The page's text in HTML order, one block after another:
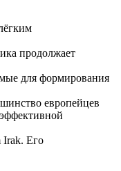
продолжает
для формирования
европейцев
Irak. Его